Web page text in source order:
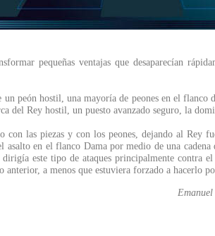
pequeñas ventajas que desaparecían
un peón hostil, una mayoría de peones en el
del Rey hostil, un puesto avanzado seguro, la
las piezas y con los peones, dejando al Rey
en el flanco Dama por medio de una
este tipo de ataques principalmente contra
anterior, a menos que estuviera forzado a hacerlo